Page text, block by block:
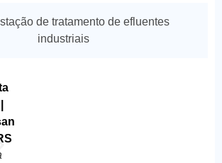
de tratamento de efluentes
industriais